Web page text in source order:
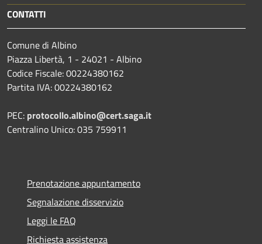
CONTATTI
Comune di Albino
Piazza Libertà, 1 - 24021 - Albino
Codice Fiscale: 00224380162
Partita IVA: 00224380162
PEC: protocollo.albino@cert.saga.it
Centralino Unico: 035 759911
Prenotazione appuntamento
Segnalazione disservizio
Leggi le FAQ
Richiesta assistenza